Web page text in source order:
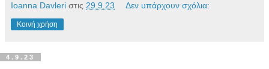
Ioanna Davleri στις 29.9.23 Δεν υπάρχουν σχόλια:
Κοινή χρήση
4.9.23